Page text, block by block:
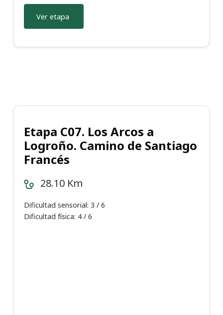
Ver etapa
Etapa C07. Los Arcos a
Logroño. Camino de Santiago
Francés
28.10 Km
Dificultad sensorial: 3 / 6
Dificultad física: 4 / 6